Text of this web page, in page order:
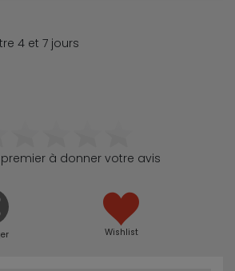
4 et 7 jours
premier à donner votre avis
Wishlist